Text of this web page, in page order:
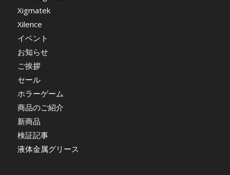
Xigmatek
Xilence
イベント
お知らせ
ご挨拶
セール
ホラーゲーム
商品のご紹介
新商品
検証記事
液体金属グリース